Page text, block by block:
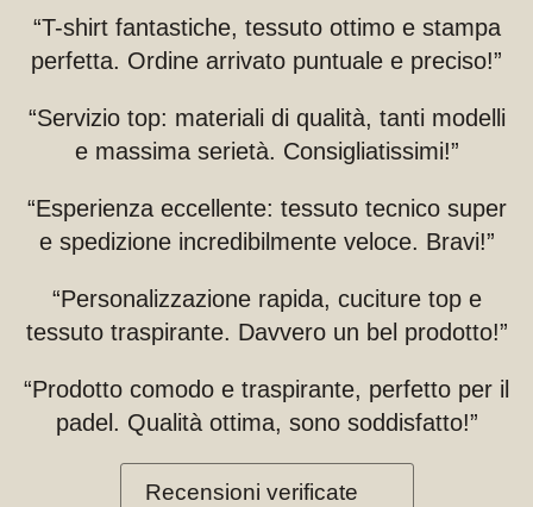
“T-shirt fantastiche, tessuto ottimo e stampa
perfetta. Ordine arrivato puntuale e preciso!”
“Servizio top: materiali di qualità, tanti modelli
e massima serietà. Consigliatissimi!”
“Esperienza eccellente: tessuto tecnico super
e spedizione incredibilmente veloce. Bravi!”
“Personalizzazione rapida, cuciture top e
tessuto traspirante. Davvero un bel prodotto!”
“Prodotto comodo e traspirante, perfetto per il
padel. Qualità ottima, sono soddisfatto!”
Recensioni verificate